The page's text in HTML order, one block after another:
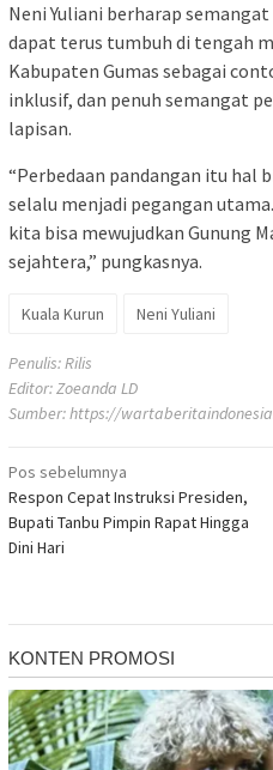
Neni Yuliani berharap
dapat terus tumbuh di tengah
Kabupaten Gumas sebagai
inklusif, dan penuh semangat
lapisan.
“Perbedaan pandangan itu hal
selalu menjadi pegangan
kita bisa mewujudkan Gunung
sejahtera,” pungkasnya.
Kuala Kurun Neni Yuliani
Penulis: Rilis
Editor: Zoeanda LD
Sumber:https://
Navigasi
pos
Pos sebelumnya
Respon Cepat Instruksi Presiden,
Bupati Tanbu Pimpin Rapat Hingga
Dini Hari